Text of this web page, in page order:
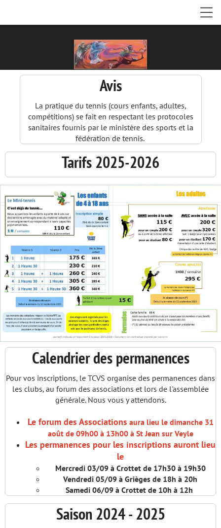
Avis
La pratique du tennis (cours enfants, adultes,
compétitions) se fait en respectant les protocoles
sanitaires fournis par le ministère des sports et la
fédération de tennis.
Tarifs 2025-2026
Calendrier des permanences
Pour vos inscriptions, le TCVS organise des permanences dans
les clubs, au forum des associations et lors de l'assemblée
générale. Nous vous y attendons.
Le forum des Associations aura lieu le dimanche 31
août de 09h00 à 13h00 à St Jean sur Veyle
Les permanences pour les inscriptions auront lieu
le
Mercredi 03/09 à Crottet de 17h30 à 19h30
Vendredi 05/09 à Grièges de 18h à 20h
Samedi 06/09 à Crottet de 10h à 12h
Saison 2024 - 2025